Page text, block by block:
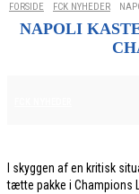
FORSIDE FCK NYHEDER
NAPOLI
I skyggen af en kritisk
tætte pakke i Champions